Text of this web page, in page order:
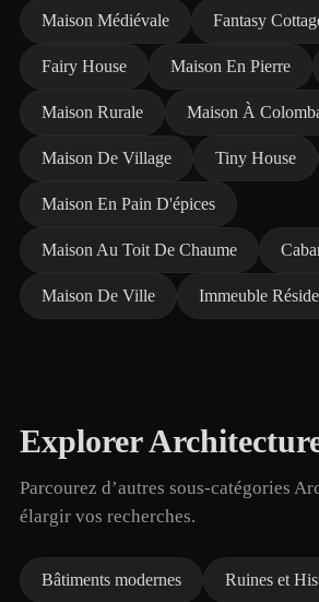
Maison Médiévale Fantasy
Fairy House Maison En Pierre
Maison Rurale Maison À
Maison De Village Tiny House
Maison En Pain D'épices
Maison Au Toit De Chaume
Maison De Ville Immeuble
Explorer
Parcourez d’autres sous-catégories
élargir vos recherches.
Bâtiments modernes Ruines et